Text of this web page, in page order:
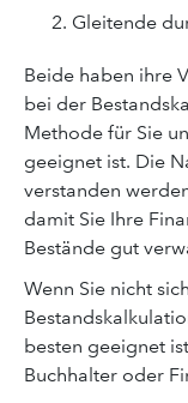
Gleitende
Beide haben ihre
bei der
Methode für Sie
geeignet ist. Die
verstanden
damit Sie Ihre
Bestände gut
Wenn Sie nicht
besten geeignet
Buchhalter oder